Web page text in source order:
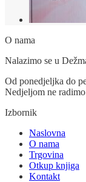
O nama
Nalazimo se u
Od ponedjeljka do
Nedjeljom ne
Izbornik
Naslovna
O nama
Trgovina
Otkup knjiga
Kontakt